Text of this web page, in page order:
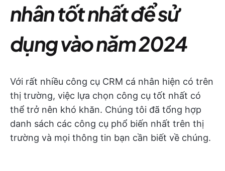
nhân tốt nhất để sử
dụng vào năm 2024
Với rất nhiều công cụ CRM cá nhân hiện có trên
thị trường, việc lựa chọn công cụ tốt nhất có
thể trở nên khó khăn. Chúng tôi đã tổng hợp
danh sách các công cụ phổ biến nhất trên thị
trường và mọi thông tin bạn cần biết về chúng.